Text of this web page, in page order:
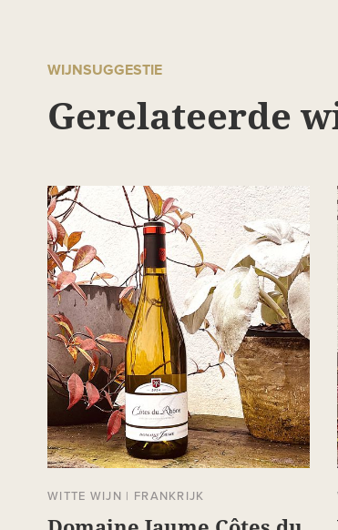
WIJNSUGGESTIE
Gerelateerde
WITTE WIJN | FRANKRIJK